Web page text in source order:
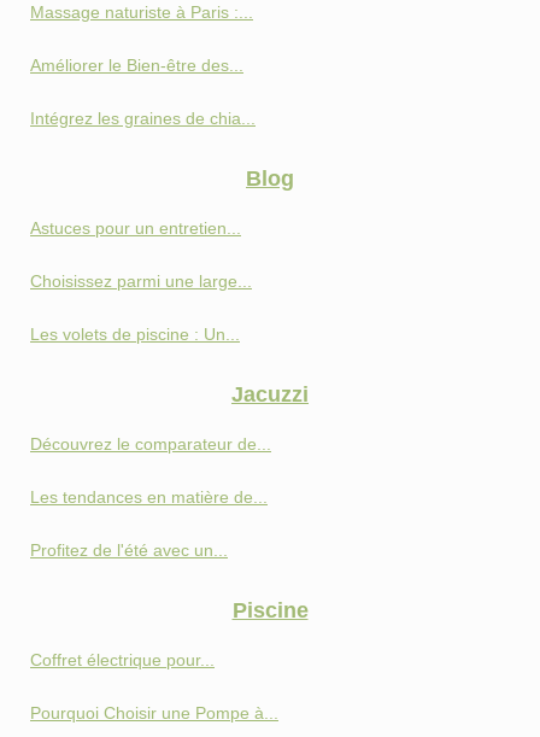
Massage naturiste à Paris :...
Améliorer le Bien-être des...
Intégrez les graines de chia...
Blog
Astuces pour un entretien...
Choisissez parmi une large...
Les volets de piscine : Un...
Jacuzzi
Découvrez le comparateur de...
Les tendances en matière de...
Profitez de l'été avec un...
Piscine
Coffret électrique pour...
Pourquoi Choisir une Pompe à...